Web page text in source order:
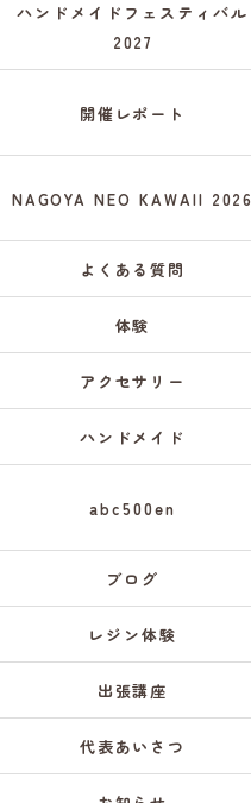
ハンドメイドフェスティバル
2027
開催レポート
NAGOYA NEO KAWAII 2026
よくある質問
体験
アクセサリー
ハンドメイド
abc500en
ブログ
レジン体験
出張講座
代表あいさつ